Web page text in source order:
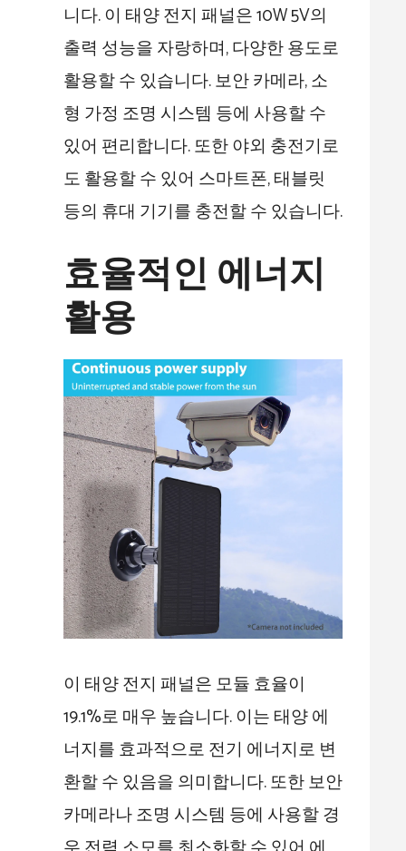
니다. 이 태양 전지 패널은 10W 5V의
출력 성능을 자랑하며, 다양한 용도로
활용할 수 있습니다. 보안 카메라, 소
형 가정 조명 시스템 등에 사용할 수
있어 편리합니다. 또한 야외 충전기로
도 활용할 수 있어 스마트폰, 태블릿
등의 휴대 기기를 충전할 수 있습니다.
효율적인 에너지
활용
이 태양 전지 패널은 모듈 효율이
19.1%로 매우 높습니다. 이는 태양 에
너지를 효과적으로 전기 에너지로 변
환할 수 있음을 의미합니다. 또한 보안
카메라나 조명 시스템 등에 사용할 경